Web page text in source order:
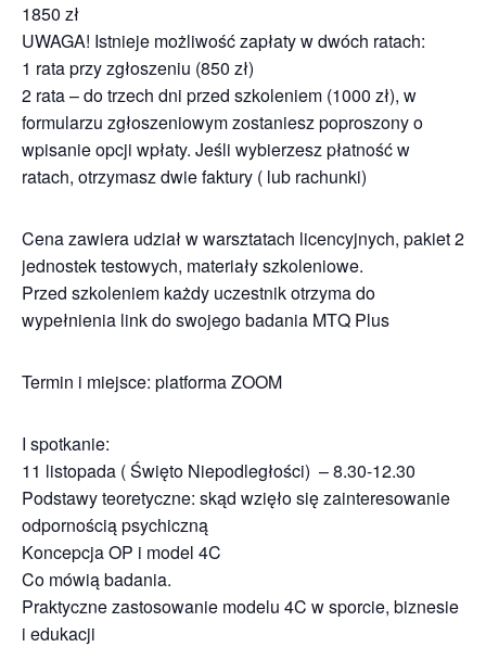
1850 zł
UWAGA! Istnieje możliwość zapłaty w dwóch ratach:
1 rata przy zgłoszeniu (850 zł)
2 rata – do trzech dni przed szkoleniem (1000 zł), w
formularzu zgłoszeniowym zostaniesz poproszony o
wpisanie opcji wpłaty. Jeśli wybierzesz płatność w
ratach, otrzymasz dwie faktury ( lub rachunki)
Cena zawiera udział w warsztatach licencyjnych, pakiet 2
jednostek testowych, materiały szkoleniowe.
Przed szkoleniem każdy uczestnik otrzyma do
wypełnienia link do swojego badania MTQ Plus
Termin i miejsce: platforma ZOOM
I spotkanie:
11 listopada ( Święto Niepodległości) – 8.30-12.30
Podstawy teoretyczne: skąd wzięło się zainteresowanie
odpornością psychiczną
Koncepcja OP i model 4C
Co mówią badania.
Praktyczne zastosowanie modelu 4C w sporcie, biznesie
i edukacji